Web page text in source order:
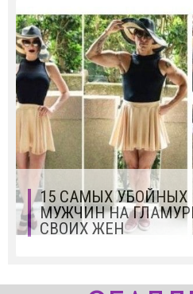
15 САМЫХ
МУЖЧИН НА
СВОИХ ЖЕН